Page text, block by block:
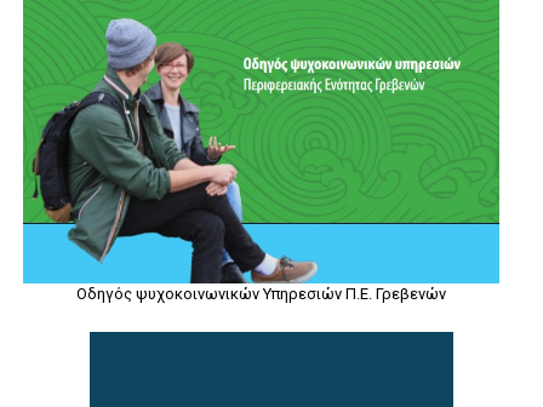
Οδηγός ψυχοκοινωνικών Υπηρεσιών Π.Ε. Γρεβενών